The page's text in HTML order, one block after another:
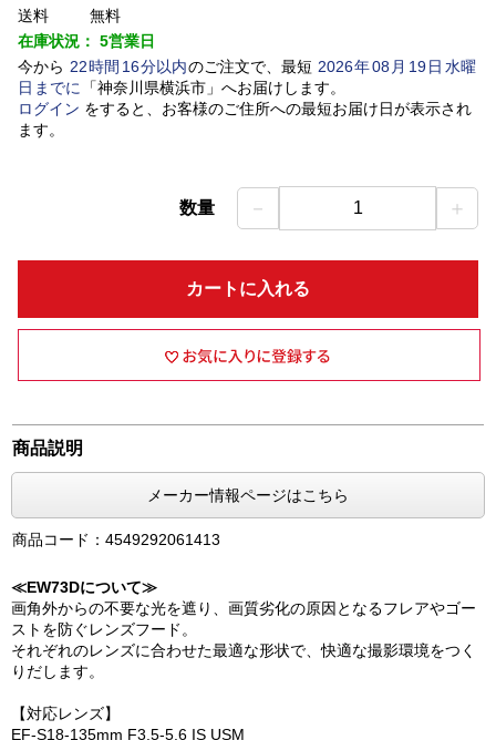
送料
無料
在庫状況： 5営業日
今から 22時間 16分以内のご注文で、最短 2026年08 月 19日水曜
日 までに 「神奈川県横浜市」 へお届けします。
ログイン をすると、お客様のご住所への最短お届け日が表示され
ます。
数量 － 1 ＋
カートに入れる
商品説明
メーカー情報ページはこちら
商品コード：4549292061413
≪EW73Dについて≫
画角外からの不要な光を遮り、画質劣化の原因となるフレアやゴー
ストを防ぐレンズフード。
それぞれのレンズに合わせた最適な形状で、快適な撮影環境をつく
りだします。
【対応レンズ】
EF-S18-135mm F3.5-5.6 IS USM